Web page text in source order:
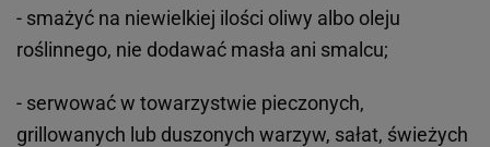
- smażyć na niewielkiej ilości oliwy albo oleju
roślinnego, nie dodawać masła ani smalcu;
- serwować w towarzystwie pieczonych,
grillowanych lub duszonych warzyw, sałat, świeżych